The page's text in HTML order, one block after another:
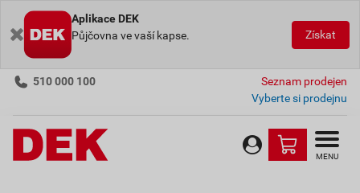
Aplikace DEK
Půjčovna ve vaší kapse.
Získat
510 000 100
Seznam prodejen
Vyberte si prodejnu
MENU